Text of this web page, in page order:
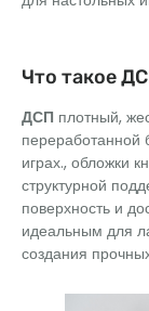
Что такое
ДСП плотный,
переработанной
играх., обложки
структурной
поверхность и
идеальным для
создания